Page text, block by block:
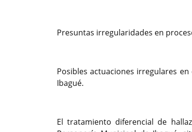
Presuntas irregularidades en
Posibles actuaciones irregulares
Ibagué.
El tratamiento diferencial de